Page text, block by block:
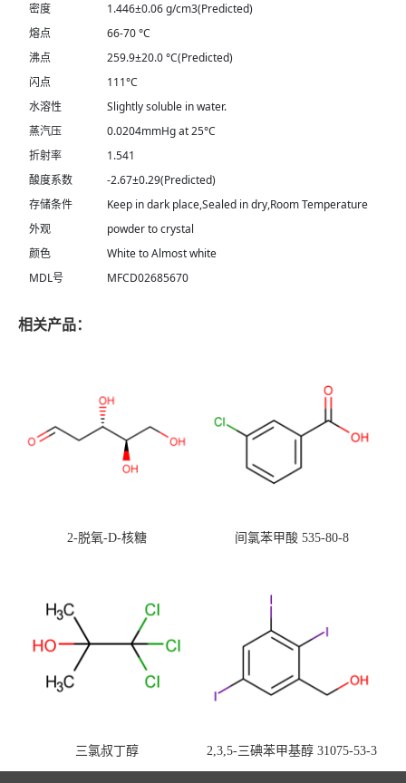
密度
1.446±0.06 g/cm3(Predicted)
熔点
66-70 °C
沸点
259.9±20.0 °C(Predicted)
闪点
111°C
水溶性
Slightly soluble in water.
蒸汽压
0.0204mmHg at 25°C
折射率
1.541
酸度系数
-2.67±0.29(Predicted)
存储条件
Keep in dark place,Sealed in dry,Room Temperature
外观
powder to crystal
颜色
White to Almost white
MDL号
MFCD02685670
相关产品：
2-脱氧-D-核糖 间氯苯甲酸 535-80-8
三氯叔丁醇 2,3,5-三碘苯甲基醇 31075-53-3